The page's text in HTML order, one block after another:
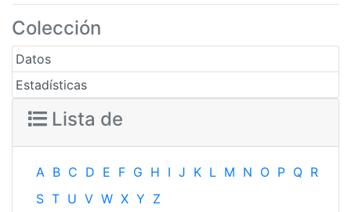
Colección
Datos
Estadísticas
Lista de
A B C D E F G H I J K L M N O P Q R
S T U V W X Y Z